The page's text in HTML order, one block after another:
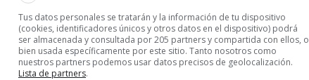
Sin compromiso de permanencia. Recibe en casa
los cuatro números que publicamos cada año.
Precio para la península y Baleares.
Tus datos personales se tratarán y la información de tu dispositivo
(cookies, identificadores únicos y otros datos en el dispositivo) podrá
ser almacenada y consultada por 205 partners y compartida con ellos, o
bien usada específicamente por este sitio. Tanto nosotros como
nuestros partners podemos usar datos precisos de geolocalización.
Lista de partners.